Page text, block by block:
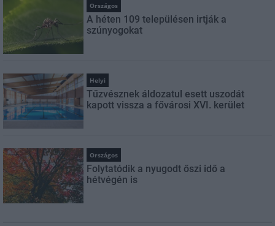
Országos
A héten 109 településen irtják a
szúnyogokat
Helyi
Tűzvésznek áldozatul esett uszodát
kapott vissza a fővárosi XVI. kerület
Országos
Folytatódik a nyugodt őszi idő a
hétvégén is